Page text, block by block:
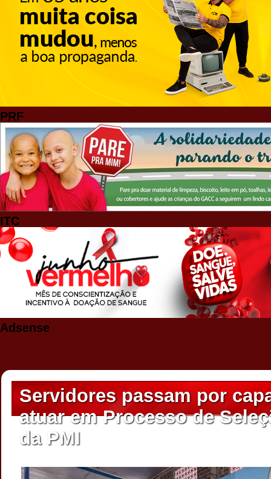
PRF
ITC
Adsense
Servidores passam por
atuar em Processo de
da PMI